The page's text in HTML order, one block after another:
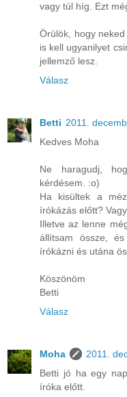
vagy túl híg. Ezt
Örülök, hogy
is kell ugyanilyet
jellemző lesz.
Válasz
Betti 2011.
Kedves Moha
Ne haragudj,
kérdésem. :o)
Ha kisültek a
írókázás előtt?
Illetve az lenne
állítsam össze,
írókázni és utána
Köszönöm
Betti
Válasz
Moha
2011.
Betti jó ha egy
íróka előtt.